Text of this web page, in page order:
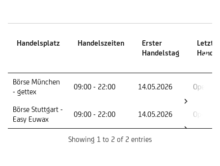
Handelsplatz Handelszeiten
Erster
Handelstag
Letzter
Handelsplatz
Handelstag
Börse München
- gettex
09:00 - 22:00 14.05.2026 Open
Börse Stuttgart -
Easy Euwax
09:00 - 22:00 14.05.2026 Open
Showing 1 to 2 of 2 entries